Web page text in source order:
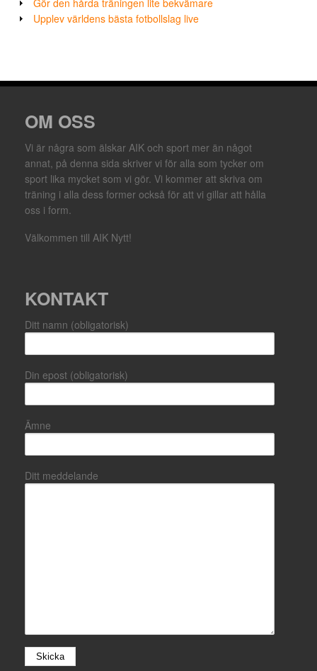
Upplev världens bästa fotbollslag live
OM OSS
Vi är några som älskar AIK och sport mer än något
annat, på denna sida skriver vi för alla som tycker om
sport lika mycket som vi gör. Vi kommer att skriva om
träning i alla dess former också för att vi gillar att hålla
oss i form.
Välkommen till AIK Nytt!
KONTAKT
Ditt namn (obligatorisk)
Din epost (obligatorisk)
Ämne
Ditt meddelande